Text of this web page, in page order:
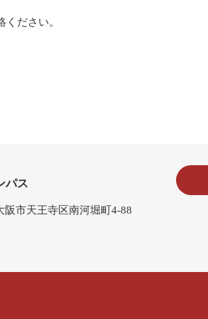
ださい。
パス
阪市天王寺区南河堀町4-88